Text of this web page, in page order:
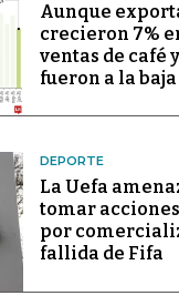
Aunque
crecieron 7%
ventas de café
fueron a la baja
DEPORTE
La Uefa
tomar
por
fallida de Fifa